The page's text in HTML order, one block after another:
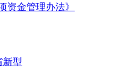
资金管理办法》
新型